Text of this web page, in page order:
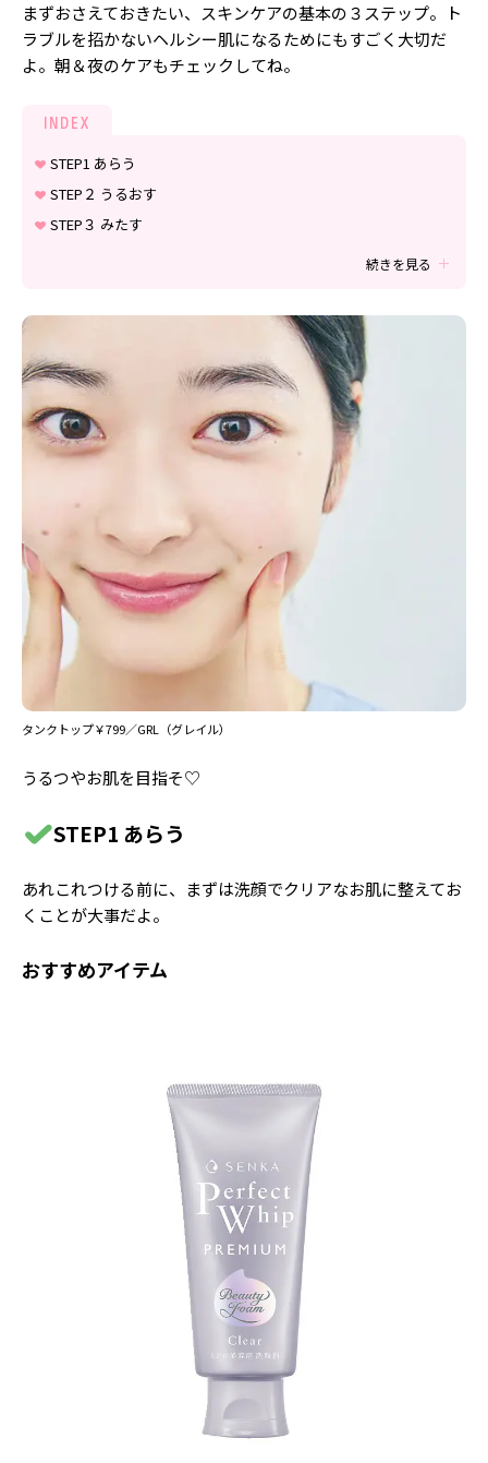
ゲッターズ飯田
MISS SEVENTEEN
ミスセブンティーンニュース
MAGAZINE
INFORMATION
Seventeen
ST member
新規会員登録・ログイン
まずおさえておきたい、スキンケアの基本の３ステップ。ト
ラブルを招かないヘルシー肌になるためにもすごく大切だ
よ。朝＆夜のケアもチェックしてね。
INDEX
STEP1 あらう
STEP２ うるおす
STEP３ みたす
続きを見る
タンクトップ￥799／GRL（グレイル）
うるつやお肌を目指そ♡
STEP1 あらう
あれこれつける前に、まずは洗顔でクリアなお肌に整えてお
くことが大事だよ。
おすすめアイテム